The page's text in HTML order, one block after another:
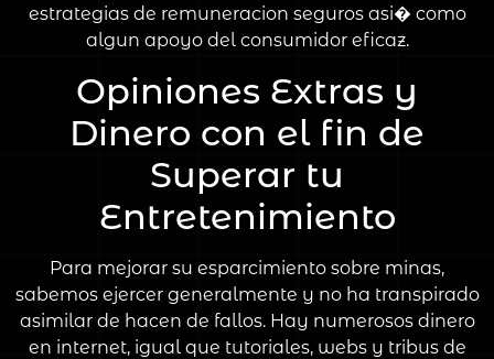
estrategias de remuneracion seguros asi� como
algun apoyo del consumidor eficaz.
Opiniones Extras y
Dinero con el fin de
Superar tu
Entretenimiento
Para mejorar su esparcimiento sobre minas,
sabemos ejercer generalmente y no ha transpirado
asimilar de hacen de fallos. Hay numerosos dinero
en internet, igual que tutoriales, webs y tribus de